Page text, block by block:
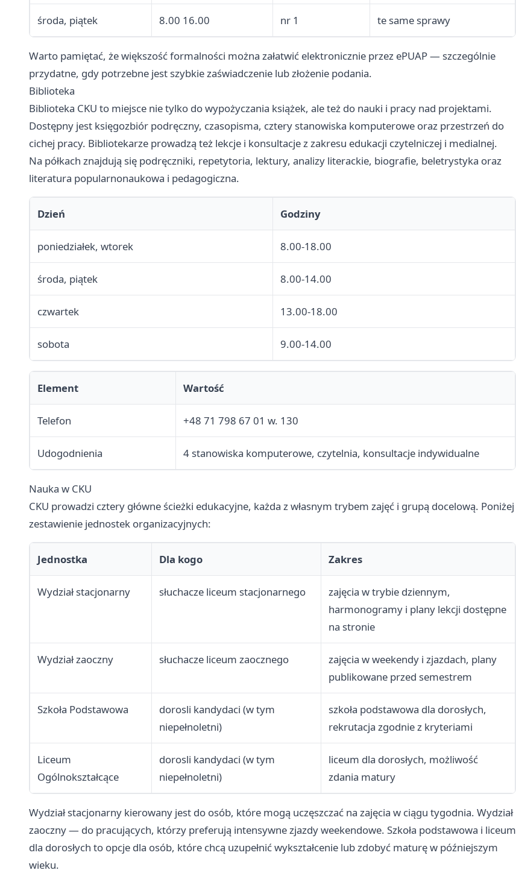
legitymacji i świadectw,
zaświadczenia dla instytucji
środa, piątek 8.00 16.00 nr 1 te same sprawy
Warto pamiętać, że większość formalności można załatwić elektronicznie przez ePUAP — szczególnie
przydatne, gdy potrzebne jest szybkie zaświadczenie lub złożenie podania.
Biblioteka
Biblioteka CKU to miejsce nie tylko do wypożyczania książek, ale też do nauki i pracy nad projektami.
Dostępny jest księgozbiór podręczny, czasopisma, cztery stanowiska komputerowe oraz przestrzeń do
cichej pracy. Bibliotekarze prowadzą też lekcje i konsultacje z zakresu edukacji czytelniczej i medialnej.
Na półkach znajdują się podręczniki, repetytoria, lektury, analizy literackie, biografie, beletrystyka oraz
literatura popularnonaukowa i pedagogiczna.
Dzień Godziny
poniedziałek, wtorek 8.00-18.00
środa, piątek 8.00-14.00
czwartek 13.00-18.00
sobota 9.00-14.00
Element Wartość
Telefon +48 71 798 67 01 w. 130
Udogodnienia 4 stanowiska komputerowe, czytelnia, konsultacje indywidualne
Nauka w CKU
CKU prowadzi cztery główne ścieżki edukacyjne, każda z własnym trybem zajęć i grupą docelową. Poniżej
zestawienie jednostek organizacyjnych:
Jednostka Dla kogo Zakres
Wydział stacjonarny słuchacze liceum stacjonarnego
zajęcia w trybie dziennym,
harmonogramy i plany lekcji dostępne
na stronie
Wydział zaoczny słuchacze liceum zaocznego
zajęcia w weekendy i zjazdach, plany
publikowane przed semestrem
Szkoła Podstawowa
dorosli kandydaci (w tym
niepełnoletni)
szkoła podstawowa dla dorosłych,
rekrutacja zgodnie z kryteriami
Liceum
Ogólnokształcące
dorosli kandydaci (w tym
niepełnoletni)
liceum dla dorosłych, możliwość
zdania matury
Wydział stacjonarny kierowany jest do osób, które mogą uczęszczać na zajęcia w ciągu tygodnia. Wydział
zaoczny — do pracujących, którzy preferują intensywne zjazdy weekendowe. Szkoła podstawowa i liceum
dla dorosłych to opcje dla osób, które chcą uzupełnić wykształcenie lub zdobyć maturę w późniejszym
wieku.